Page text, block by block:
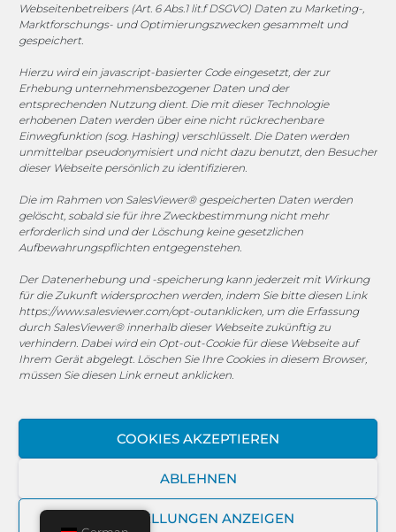
Webseitenbetreibers (Art. 6 Abs.1 lit.f DSGVO) Daten zu Marketing-,
Marktforschungs- und Optimierungszwecken gesammelt und
gespeichert.
Hierzu wird ein javascript-basierter Code eingesetzt, der zur
Erhebung unternehmensbezogener Daten und der
entsprechenden Nutzung dient. Die mit dieser Technologie
erhobenen Daten werden über eine nicht rückrechenbare
Einwegfunktion (sog. Hashing) verschlüsselt. Die Daten werden
unmittelbar pseudonymisiert und nicht dazu benutzt, den Besucher
dieser Webseite persönlich zu identifizieren.
Die im Rahmen von SalesViewer® gespeicherten Daten werden
gelöscht, sobald sie für ihre Zweckbestimmung nicht mehr
erforderlich sind und der Löschung keine gesetzlichen
Aufbewahrungspflichten entgegenstehen.
Der Datenerhebung und -speicherung kann jederzeit mit Wirkung
für die Zukunft widersprochen werden, indem Sie bitte diesen Link
https://www.salesviewer.com/opt-outanklicken, um die Erfassung
durch SalesViewer® innerhalb dieser Webseite zukünftig zu
verhindern. Dabei wird ein Opt-out-Cookie für diese Webseite auf
Ihrem Gerät abgelegt. Löschen Sie Ihre Cookies in diesem Browser,
müssen Sie diesen Link erneut anklicken.
COOKIES AKZEPTIEREN
ABLEHNEN
EINSTELLUNGEN ANZEIGEN
1. FC Monheim
COOKIE-RICHTLINIE (EU)
© 2025 MEGASOFT® IT GmbH & Co. KG |
MEGASOFT® IT übernimmt keinerlei Gewähr für die
Aktualität, Richtigkeit und Vollständigkeit der
Haftungsansprüche gegen den Autor, welche sich auf
Schäden materieller oder ideeller Art beziehen, die durch
die Nutzung oder Nichtnutzung der dargebotenen
Informationen bzw. durch die Nutzung fehlerhafter und
unvollständiger Informationen verursacht wurden, sind
grundsätzlich ausgeschlossen, sofern seitens des Autors
Verschulden vorliegt. Alle Angebote sind freibleibend und
unverbindlich. MEGASOFT® IT behält es sich ausdrücklich
vor, Teile der Seiten oder das gesamte Angebot ohne
gesonderte Ankündigung zu verändern, zu ergänzen, zu
löschen oder die Veröffentlichung zeitweise oder endgültig
einzustellen.